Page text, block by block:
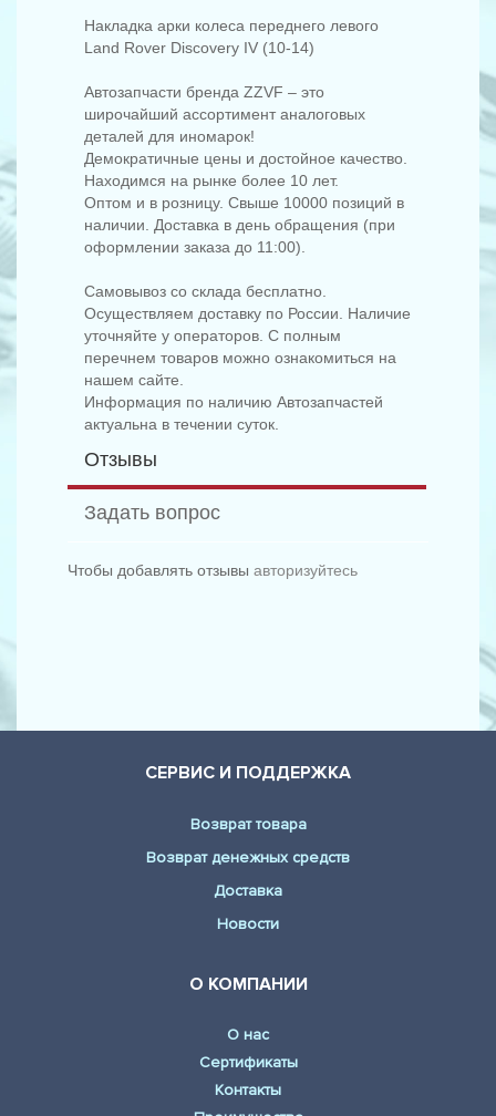
Накладка арки колеса переднего левого
Land Rover Discovery IV (10-14)
Автозапчасти бренда ZZVF – это
широчайший ассортимент аналоговых
деталей для иномарок!
Демократичные цены и достойное качество.
Находимся на рынке более 10 лет.
Оптом и в розницу. Свыше 10000 позиций в
наличии. Доставка в день обращения (при
оформлении заказа до 11:00).
Самовывоз со склада бесплатно.
Осуществляем доставку по России. Наличие
уточняйте у операторов. С полным
перечнем товаров можно ознакомиться на
нашем сайте.
Информация по наличию Автозапчастей
актуальна в течении суток.
Отзывы
Задать вопрос
Чтобы добавлять отзывы авторизуйтесь
СЕРВИС И ПОДДЕРЖКА
Возврат товара
Возврат денежных средств
Доставка
Новости
О КОМПАНИИ
О нас
Сертификаты
Контакты